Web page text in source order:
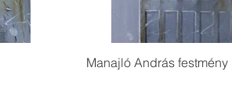
Manajló András festmény